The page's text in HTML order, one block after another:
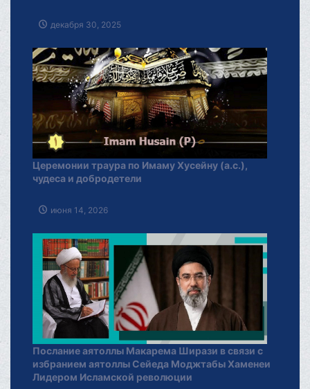
декабря 30, 2025
Церемонии траура по Имаму Хусейну (а.с.),
чудеса и добродетели
июня 14, 2026
Послание аятоллы Макарема Ширази в связи с
избранием аятоллы Сейеда Моджтабы Хаменеи
Лидером Исламской революции